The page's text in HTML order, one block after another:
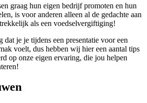
graag hun eigen bedrijf promoten en hun
is voor anderen alleen al de gedachte aan
als een voedselvergiftiging!
dat je je tijdens een presentatie voor een
voelt, dus hebben wij hier een aantal tips
op onze eigen ervaring, die jou helpen